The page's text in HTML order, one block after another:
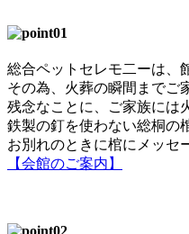
総合ペットセレモ二ーは、
その為、火葬の瞬間までご
残念なことに、ご家族には
鉄製の釘を使わない総桐の
お別れのときに棺にメッセ
【会館のご案内】